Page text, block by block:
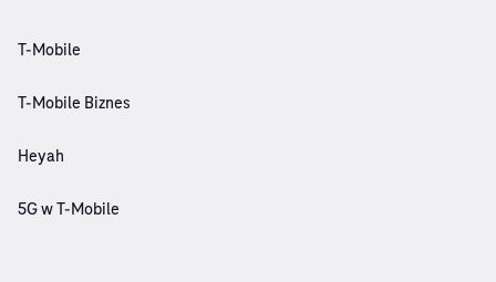
T-Mobile
T-Mobile Biznes
Heyah
5G w T-Mobile